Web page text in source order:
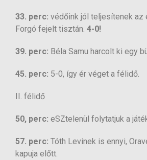
33. perc: védőink jól teljesítenek az
Forgó fejelt tisztán. 4-0!
39. perc: Béla Samu harcolt ki egy
45. perc: 5-0, így ér véget a félidő.
II. félidő
50, perc: eSZtelenül folytatjuk a
57. perc: Tóth Levinek is ennyi,
kapuja előtt.